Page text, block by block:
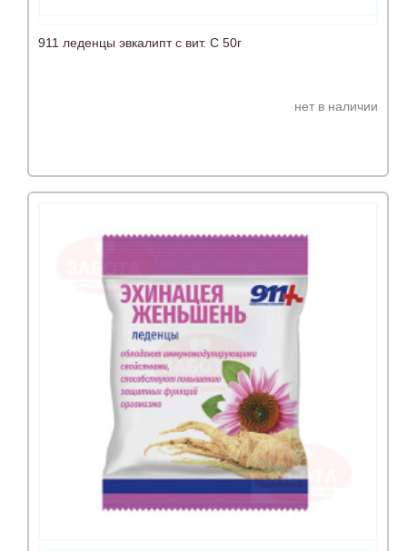
911 леденцы эвкалипт с вит. С 50г
нет в наличии